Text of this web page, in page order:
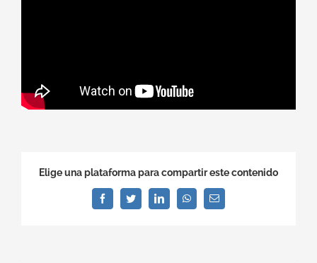
Hay,
abogado
el
Ruido
Elige una plataforma para compartir este contenido
FacebookTwitterLinkedInWhatsAppCorreo
electrónico